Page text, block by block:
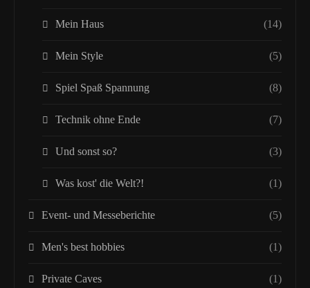
Mein Haus (14)
Mein Style (5)
Spiel Spaß Spannung (8)
Technik ohne Ende (7)
Und sonst so? (3)
Was kost' die Welt?! (1)
Event- und Messeberichte (5)
Men's best hobbies (1)
Private Caves (1)